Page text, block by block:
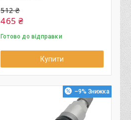
512 ₴
465 ₴
Готово до відправки
Купити
–9%